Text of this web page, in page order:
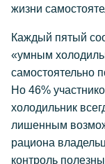
жизни
Каждый пятый
«умным
самостоятельно
Но 46%
холодильник
лишенным
рациона
контроль